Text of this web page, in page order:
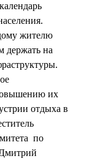
жителю
держать на
их
отдыха в
по